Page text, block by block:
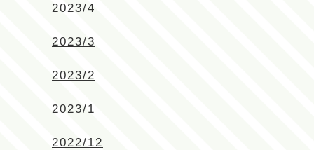
2023/4
2023/3
2023/2
2023/1
2022/12